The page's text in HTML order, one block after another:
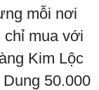
mỗi nơi
chỉ mua với
Kim Lộc
50.000